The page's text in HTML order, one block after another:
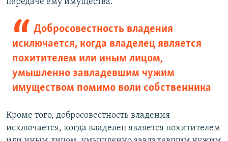
передаче ему имущества.
Добросовестность владения
исключается, когда владелец является
похитителем или иным лицом,
умышленно завладевшим чужим
имуществом помимо воли собственника
Кроме того, добросовестность владения
исключается, когда владелец является похитителем